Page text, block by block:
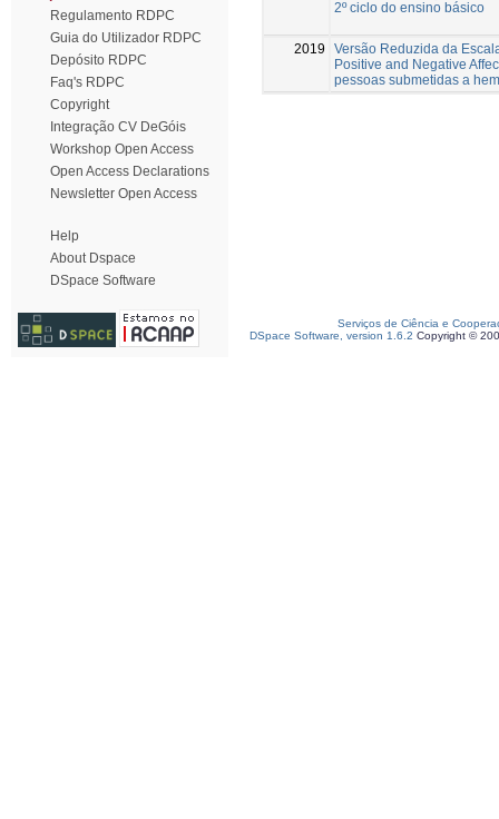
Regulamento RDPC
Guia do Utilizador RDPC
Depósito RDPC
Faq's RDPC
Copyright
Integração CV DeGóis
Workshop Open Access
Open Access Declarations
Newsletter Open Access
Help
About Dspace
DSpace Software
2º ciclo do ensino básico
2019
Versão Reduzida da
Positive and Negative
pessoas submetidas a
Serviços de Ciência e
DSpace Software, version 1.6.2 Copyright ©